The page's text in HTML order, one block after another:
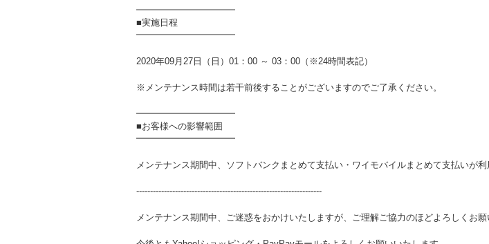
━━━━━━━━━━━
■実施日程
━━━━━━━━━━━
2020年09月27日（日）01：00 ～ 03：00（※24時間表記）
※メンテナンス時間は若干前後することがございますのでご了承ください。
━━━━━━━━━━━
■お客様への影響範囲
━━━━━━━━━━━
メンテナンス期間中、ソフトバンクまとめて支払い・ワイモバイルまとめて支払いが利
-------------------------------------------------------------------
メンテナンス期間中、ご迷惑をおかけいたしますが、ご理解ご協力のほどよろしくお願